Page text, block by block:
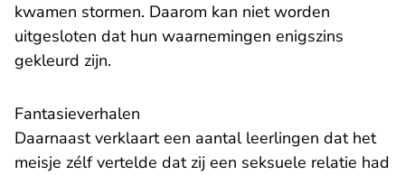
kwamen stormen. Daarom kan niet worden
uitgesloten dat hun waarnemingen enigszins
gekleurd zijn.
Fantasieverhalen
Daarnaast verklaart een aantal leerlingen dat het
meisje zélf vertelde dat zij een seksuele relatie had